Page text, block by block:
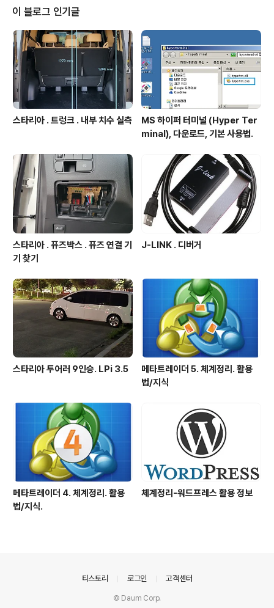
est(int num_candle) { int idx_highest_candle; do
uble arr_high[]; ArraySetAsSeries(arr_high, tru
e); // CopyHigh(_Symbol,_Period,0,num_candle..
이 블로그 인기글
스타리아 . 트렁크 . 내부 치수 실측
MS 하이퍼 터미널 (Hyper Ter
minal), 다운로드, 기본 사용법.
스타리아 . 퓨즈박스 . 퓨즈 연결 기
기 찾기
J-LINK . 디버거
스타리아 투어러 9인승. LPi 3.5
메타트레이더 5. 체계정리. 활용
법/지식
메타트레이더 4. 체계정리. 활용
법/지식.
체계정리-워드프레스 활용 정보
티스토리 로그인 고객센터
© Daum Corp.